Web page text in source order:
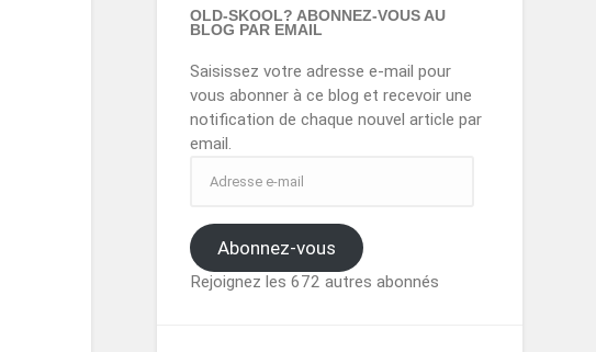
OLD-SKOOL? ABONNEZ-VOUS AU
BLOG PAR EMAIL
Saisissez votre adresse e-mail pour
vous abonner à ce blog et recevoir une
notification de chaque nouvel article par
email.
Abonnez-vous
Rejoignez les 672 autres abonnés